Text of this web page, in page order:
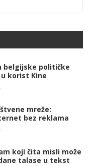
belgijske političke
korist Kine
mreže:
bez reklama
koji čita misli može
talase u tekst